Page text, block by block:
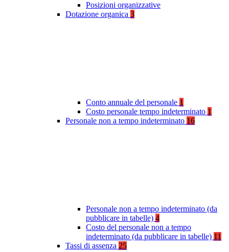
Posizioni organizzative
Dotazione organica 3
Conto annuale del personale 1
Costo personale tempo indeterminato 1
Personale non a tempo indeterminato 16
Personale non a tempo indeterminato (da
pubblicare in tabelle) 4
Costo del personale non a tempo
indeterminato (da pubblicare in tabelle) 11
Tassi di assenza 25